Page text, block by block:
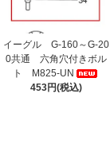
イーグル G-160～G-20
0共通 六角穴付きボル
ト M825-UN
453円(税込)